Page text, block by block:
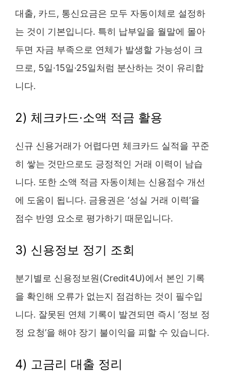
대출, 카드, 통신요금은 모두 자동이체로 설정하
는 것이 기본입니다. 특히 납부일을 월말에 몰아
두면 자금 부족으로 연체가 발생할 가능성이 크
므로, 5일·15일·25일처럼 분산하는 것이 유리합
니다.
2) 체크카드·소액 적금 활용
신규 신용거래가 어렵다면 체크카드 실적을 꾸준
히 쌓는 것만으로도 긍정적인 거래 이력이 남습
니다. 또한 소액 적금 자동이체는 신용점수 개선
에 도움이 됩니다. 금융권은 ‘성실 거래 이력’을
점수 반영 요소로 평가하기 때문입니다.
3) 신용정보 정기 조회
분기별로 신용정보원(Credit4U)에서 본인 기록
을 확인해 오류가 없는지 점검하는 것이 필수입
니다. 잘못된 연체 기록이 발견되면 즉시 ‘정보 정
정 요청’을 해야 장기 불이익을 피할 수 있습니다.
4) 고금리 대출 정리